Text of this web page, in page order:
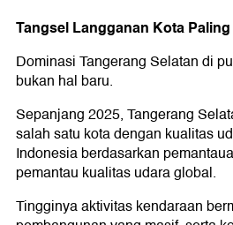
Tangsel Langganan Kota
Dominasi Tangerang Selatan di
bukan hal baru.
Sepanjang 2025, Tangerang
salah satu kota dengan kualitas
Indonesia berdasarkan
pemantau kualitas udara global.
Tingginya aktivitas kendaraan